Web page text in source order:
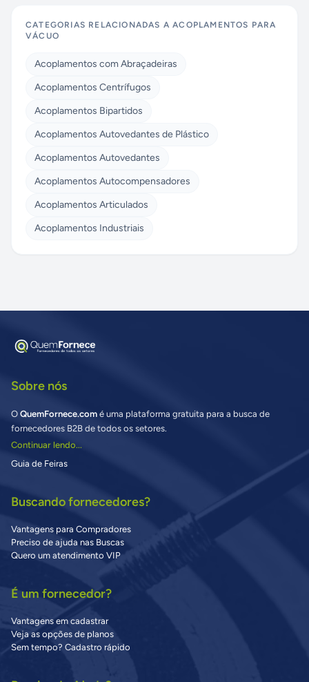
CATEGORIAS RELACIONADAS AACOPLAMENTOS PARA
VÁCUO
Acoplamentos com Abraçadeiras
Acoplamentos Centrífugos
Acoplamentos Bipartidos
Acoplamentos Autovedantes de Plástico
Acoplamentos Autovedantes
Acoplamentos Autocompensadores
Acoplamentos Articulados
Acoplamentos Industriais
Sobre nós
O QuemFornece.com é uma plataforma gratuita para a busca de
fornecedores B2B de todos os setores.
Continuar lendo...
Guia de Feiras
Buscando fornecedores?
Vantagens para Compradores
Preciso de ajuda nas Buscas
Quero um atendimento VIP
É um fornecedor?
Vantagens em cadastrar
Veja as opções de planos
Sem tempo? Cadastro rápido